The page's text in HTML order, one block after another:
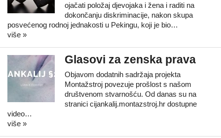
ojačati položaj djevojaka i žena i raditi na
dokončanju diskriminacije, nakon skupa
posvećenog rodnoj jednakosti u Pekingu, koji je bio…
više »
Glasovi za zenska prava
Objavom dodatnih sadržaja projekta
Montažstroj povezuje prošlost s našom
društvenom stvarnošću. Od danas su na
stranici cijankalij.montazstroj.hr dostupne
video…
više »